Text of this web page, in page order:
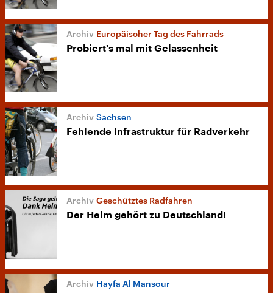
Europäischer Tag des Fahrrads
Probiert's mal mit Gelassenheit
Sachsen
Fehlende Infrastruktur für Radverkehr
Geschütztes Radfahren
Der Helm gehört zu Deutschland!
Hayfa Al Mansour